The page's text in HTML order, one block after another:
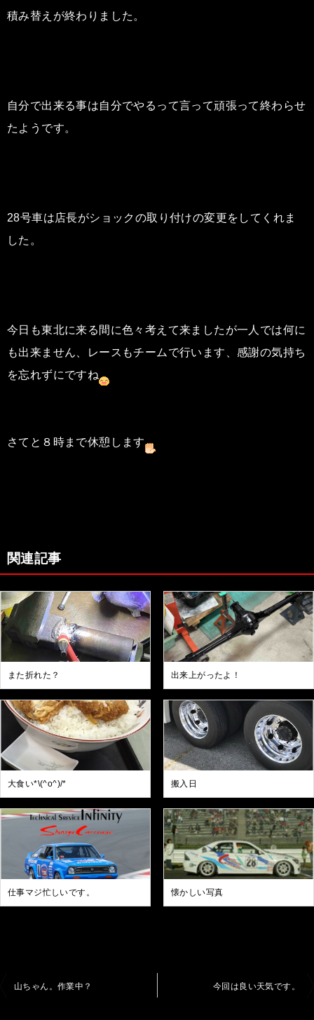
積み替えが終わりました。
自分で出来る事は自分でやるって言って頑張って終わらせ
たようです。
28号車は店長がショックの取り付けの変更をしてくれま
した。
今日も東北に来る間に色々考えて来ましたが一人では何に
も出来ません、レースもチームで行います、感謝の気持ち
を忘れずにですね
さてと８時まで休憩します
関連記事
また折れた？ 出来上がったよ！
大食い*\(^o^)/* 搬入日
仕事マジ忙しいです。 懐かしい写真
山ちゃん。作業中？ 今回は良い天気です。